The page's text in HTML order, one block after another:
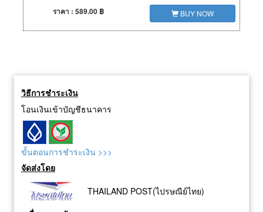
ราคา : 589.00 ฿ BUY NOW
วิธีการชำระเงิน
โอนเงินเข้าบัญชีธนาคาร
ขั้นตอนการชำระเงิน >>>
จัดส่งโดย
THAILAND POST(ไปรษณีย์ไทย)